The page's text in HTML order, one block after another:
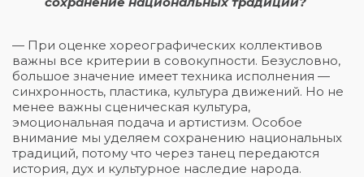
— При оценке хореографических коллективов
важны все критерии в совокупности. Безусловно,
большое значение имеет техника исполнения —
синхронность, пластика, культура движений. Но не
менее важны сценическая культура,
эмоциональная подача и артистизм. Особое
внимание мы уделяем сохранению национальных
традиций, потому что через танец передаются
история, дух и культурное наследие народа.